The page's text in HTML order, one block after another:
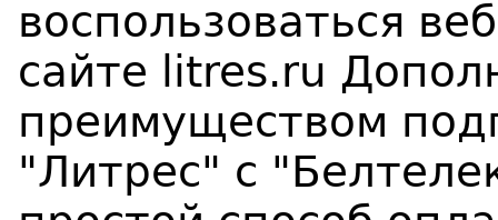
воспользоваться
сайте litres.ru
преимуществом
"Литрес" с